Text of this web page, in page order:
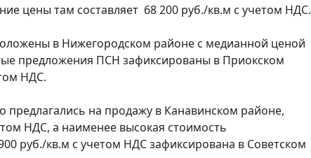
цены там составляет 68 200 руб./кв.м с учетом НДС.
в Нижегородском районе с медианной ценой
предложения ПСН зафиксированы в Приокском
НДС.
на продажу в Канавинском районе,
НДС, а наименее высокая стоимость
руб./кв.м с учетом НДС зафиксирована в Советском